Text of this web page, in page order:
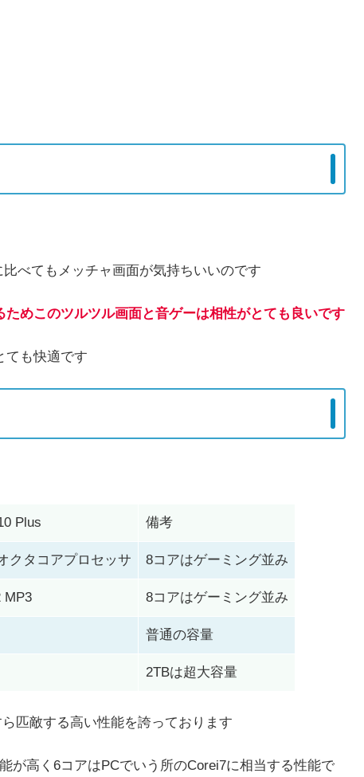
べてもメッチャ画面が気持ちいいのです
めこのツルツル画面と音ゲーは相性がとても良いです
ても快適です
Plus 備考
クタコアプロセッサ 8コアはゲーミング並み
MP3 8コアはゲーミング並み
普通の容量
2TBは超大容量
匹敵する高い性能を誇っております
が高く6コアはPCでいう所のCorei7に相当する性能で